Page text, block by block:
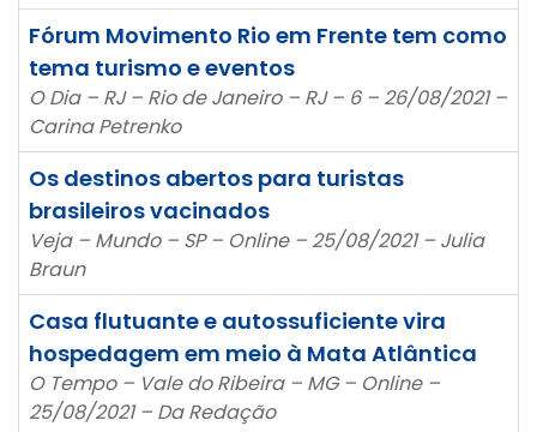
Fórum Movimento Rio em Frente tem como
tema turismo e eventos
O Dia – RJ – Rio de Janeiro – RJ – 6 – 26/08/2021 –
Carina Petrenko
Os destinos abertos para turistas
brasileiros vacinados
Veja – Mundo – SP – Online – 25/08/2021 – Julia
Braun
Casa flutuante e autossuficiente vira
hospedagem em meio à Mata Atlântica
O Tempo – Vale do Ribeira – MG – Online –
25/08/2021 – Da Redação